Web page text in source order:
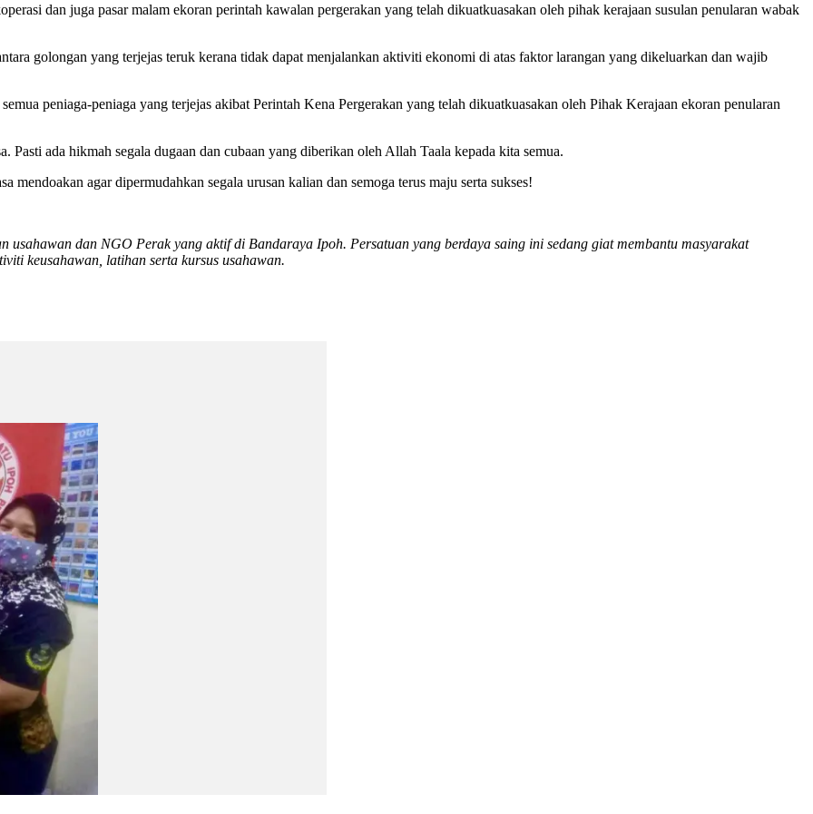
dan juga pasar malam ekoran perintah kawalan pergerakan yang telah dikuatkuasakan oleh pihak kerajaan susulan penularan wabak
golongan yang terjejas teruk kerana tidak dapat menjalankan aktiviti ekonomi di atas faktor larangan yang dikeluarkan dan wajib
peniaga-peniaga yang terjejas akibat Perintah Kena Pergerakan yang telah dikuatkuasakan oleh Pihak Kerajaan ekoran penularan
Pasti ada hikmah segala dugaan dan cubaan yang diberikan oleh Allah Taala kepada kita semua.
agar dipermudahkan segala urusan kalian dan semoga terus maju serta sukses!
usahawan dan NGO Perak yang aktif di Bandaraya Ipoh. Persatuan yang berdaya saing ini sedang giat membantu masyarakat
keusahawan, latihan serta kursus usahawan.